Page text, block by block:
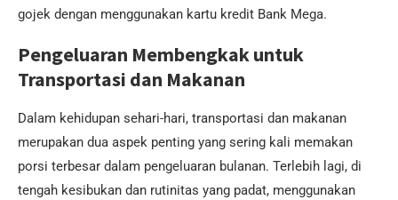
gojek dengan menggunakan kartu kredit Bank Mega.
Pengeluaran Membengkak untuk
Transportasi dan Makanan
Dalam kehidupan sehari-hari, transportasi dan makanan
merupakan dua aspek penting yang sering kali memakan
porsi terbesar dalam pengeluaran bulanan. Terlebih lagi, di
tengah kesibukan dan rutinitas yang padat, menggunakan